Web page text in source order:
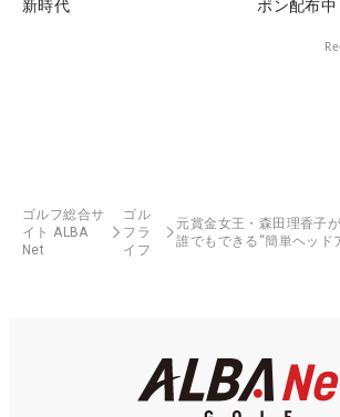
新時代
ポン配布中
ゴルフ総合サ
イト ALBA
Net
ゴル
フラ
イフ
元賞金女王・森田理香子
誰でもできる“簡単ヘッド